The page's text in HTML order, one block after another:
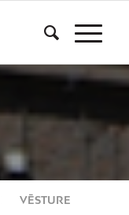
VĒSTURE